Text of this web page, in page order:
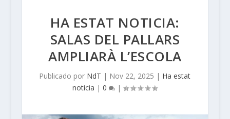
HA ESTAT NOTICIA:
SALAS DEL PALLARS
AMPLIARÀ L’ESCOLA
Publicado por NdT | Nov 22, 2025 | Ha estat
noticia |0 |